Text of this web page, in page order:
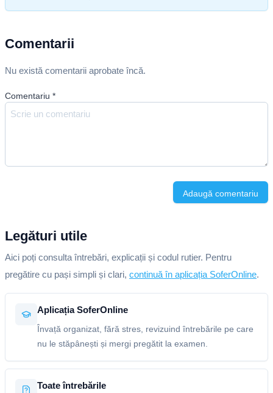
Comentarii
Nu există comentarii aprobate încă.
Comentariu *
Adaugă comentariu
Legături utile
Aici poți consulta întrebări, explicații și codul rutier. Pentru
pregătire cu pași simpli și clari, continuă în aplicația SoferOnline.
Aplicația SoferOnline
Învață organizat, fără stres, revizuind întrebările pe care
nu le stăpânești și mergi pregătit la examen.
Toate întrebările